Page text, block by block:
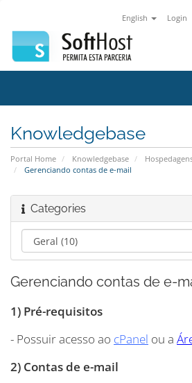
English Login
Knowledgebase
Portal Home Knowledgebase
Gerenciando contas de e-mail
Categories
Gerenciando contas de e-
1) Pré-requisitos
- Possuir acesso ao cPanel ou a
2) Contas de e-mail